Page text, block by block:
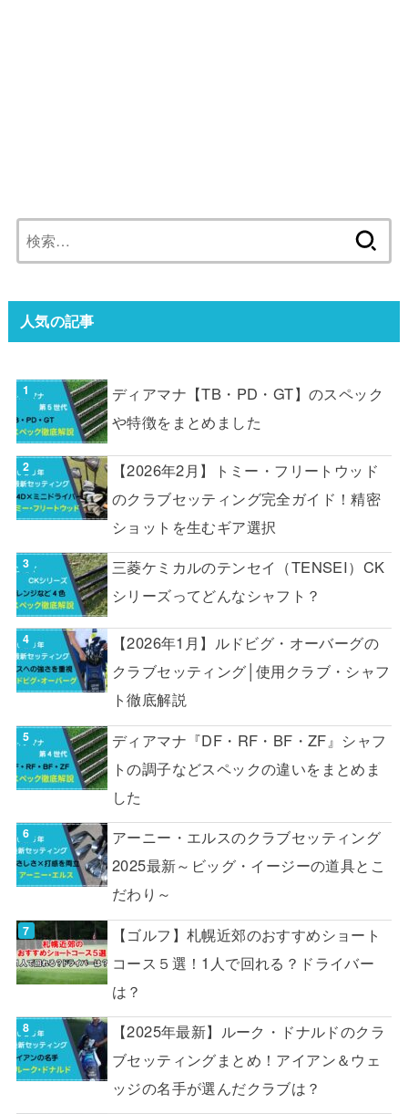
索:
人気の記事
ディアマナ【TB・PD・GT】のスペック
や特徴をまとめました
【2026年2月】トミー・フリートウッド
のクラブセッティング完全ガイド！精密
ショットを生むギア選択
三菱ケミカルのテンセイ（TENSEI）CK
シリーズってどんなシャフト？
【2026年1月】ルドビグ・オーバーグの
クラブセッティング│使用クラブ・シャフ
ト徹底解説
ディアマナ『DF・RF・BF・ZF』シャフ
トの調子などスペックの違いをまとめま
した
アーニー・エルスのクラブセッティング
2025最新～ビッグ・イージーの道具とこ
だわり～
【ゴルフ】札幌近郊のおすすめショート
コース５選！1人で回れる？ドライバー
は？
【2025年最新】ルーク・ドナルドのクラ
ブセッティングまとめ！アイアン＆ウェ
ッジの名手が選んだクラブは？